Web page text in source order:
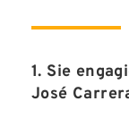
1. Sie
José